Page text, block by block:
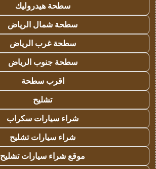
سطحة هيدروليك
سطحة شمال الرياض
سطحة غرب الرياض
سطحة جنوب الرياض
اقرب سطحة
تشليح
شراء سيارات سكراب
شراء سيارات تشليح
موقع شراء سيارات تشليح